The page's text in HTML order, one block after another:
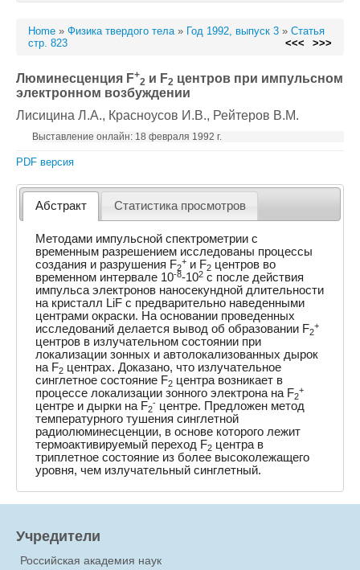
Home » Физика твердого тела» Год 1992, выпуск 3 » Статья
стр. 823
<<< >>>
Люминесценция F+
2 и F2 центров при импульсном
электронном возбуждении
Лисицина Л.А., Красноусов И.В., Рейтеров В.М.
Выставление онлайн: 18 февраля 1992 г.
PDF версия
Абстракт Статистика просмотров
Методами импульсной спектрометрии с
временным разрешением исследованы процессы
создания и разрушения F2
+ и F2 центров во
временном интервале 10-8-102 с после действия
импульса электронов наносекундной длительности
на кристалл LiF с предварительно наведенными
центрами окраски. На основании проведенных
исследований делается вывод об образовании F2
+
центров в излучательном состоянии при
локализации зонных и автолокализованных дырок
на F2 центрах. Доказано, что излучательное
синглетное состояние F2 центра возникает в
процессе локализации зонного электрона на F2
+
центре и дырки на F2
- центре. Предложен метод
температурного тушения синглетной
радиолюминесценции, в основе которого лежит
термоактивируемый переход F2 центра в
триплетное состояние из более высоколежащего
уровня, чем излучательный синглетный.
Учредители
Российская академия наук